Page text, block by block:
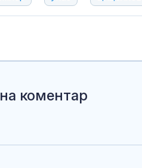
коментар